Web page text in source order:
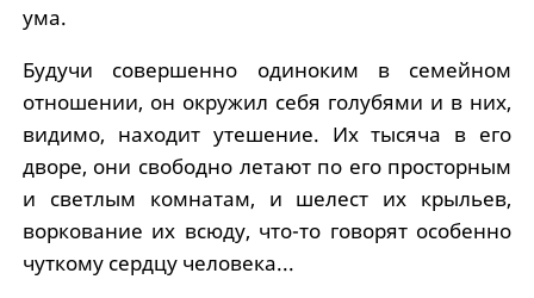
ума.
Будучи совершенно одиноким в семейном
отношении, он окружил себя голубями и в них,
видимо, находит утешение. Их тысяча в его
дворе, они свободно летают по его просторным
и светлым комнатам, и шелест их крыльев,
воркование их всюду, что-то говорят особенно
чуткому сердцу человека...